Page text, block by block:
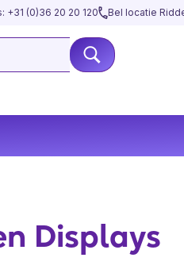
+31 (0)36 20 20 120 Bel locatie
Displays